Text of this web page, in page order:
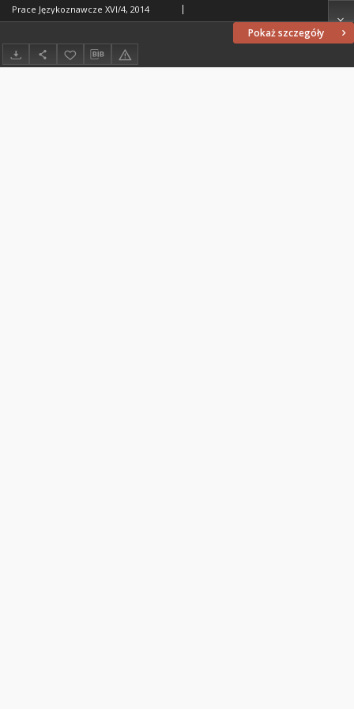
Pokaż szczegóły
Prace Językoznawcze XVI/4, 2014